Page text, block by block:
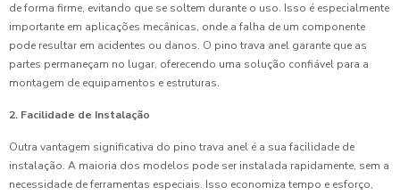
de forma firme, evitando que se soltem durante o uso. Isso é especialmente
importante em aplicações mecânicas, onde a falha de um componente
pode resultar em acidentes ou danos. O pino trava anel garante que as
partes permaneçam no lugar, oferecendo uma solução confiável para a
montagem de equipamentos e estruturas.
2. Facilidade de Instalação
Outra vantagem significativa do pino trava anel é a sua facilidade de
instalação. A maioria dos modelos pode ser instalada rapidamente, sem a
necessidade de ferramentas especiais. Isso economiza tempo e esforço,